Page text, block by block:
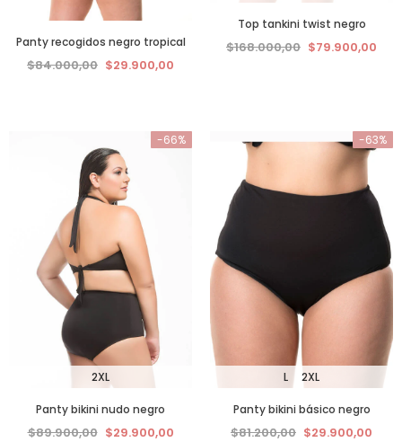
Panty recogidos negro tropical
$84.000,00 $29.900,00
Top tankini twist negro
$168.000,00 $79.900,00
-66%
2XL
Panty bikini nudo negro
$89.900,00 $29.900,00
-63%
L 2XL
Panty bikini básico negro
$81.200,00 $29.900,00